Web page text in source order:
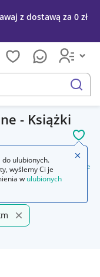
z dostawą za 0 zł
szukaj
- Książki
Technika, nauki techniczne
do ulubionych.
wyślemy Ci je
w ulubionych